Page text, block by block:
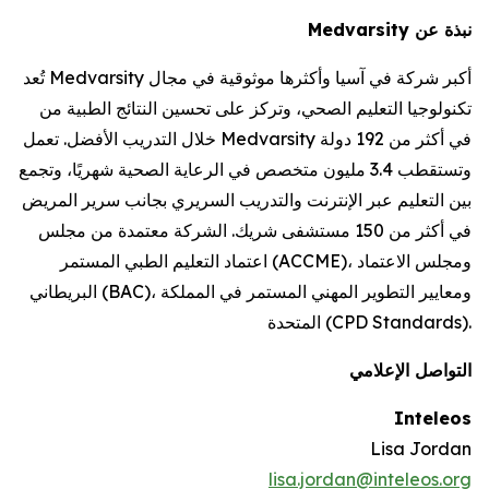
نبذة عن Medvarsity
تُعد Medvarsity أكبر شركة في آسيا وأكثرها موثوقية في مجال
تكنولوجيا التعليم الصحي، وتركز على تحسين النتائج الطبية من
خلال التدريب الأفضل. تعمل Medvarsity في أكثر من 192 دولة
وتستقطب 3.4 مليون متخصص في الرعاية الصحية شهريًا، وتجمع
بين التعليم عبر الإنترنت والتدريب السريري بجانب سرير المريض
في أكثر من 150 مستشفى شريك. الشركة معتمدة من مجلس
اعتماد التعليم الطبي المستمر (ACCME)، ومجلس الاعتماد
البريطاني (BAC)، ومعايير التطوير المهني المستمر في المملكة
المتحدة (CPD Standards).
التواصل الإعلامي
Inteleos
Lisa Jordan
lisa.jordan@inteleos.org